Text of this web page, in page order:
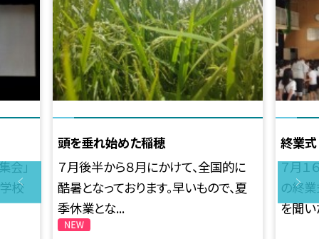
会」
校
頭を垂れ始めた稲穂
７月後半から８月にかけて、全国的に
酷暑となっております。早いもので、夏
季休業とな...
終業式
７月１
の終
を聞い